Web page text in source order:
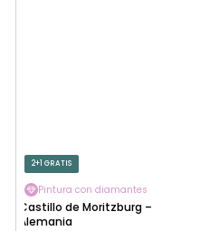
2+1 GRATIS
Pintura con diamantes
Castillo de Moritzburg –
Alemania